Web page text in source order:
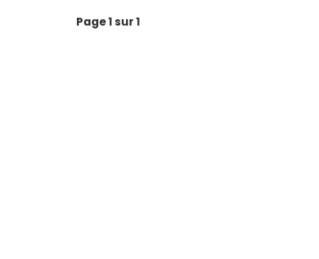
Page 1 sur 1